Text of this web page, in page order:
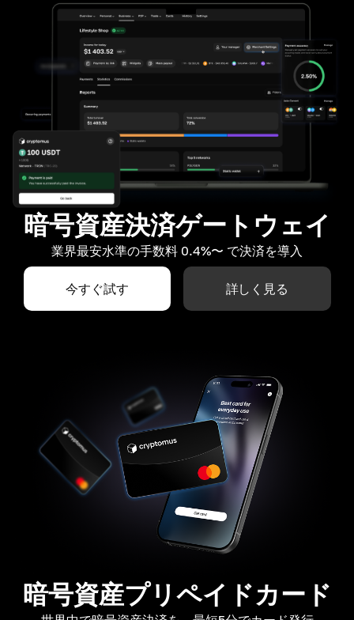
暗号資産決済ゲートウェイ
業界最安水準の手数料 0.4%〜 で決済を導入
今すぐ試す 詳しく見る
暗号資産プリペイドカード